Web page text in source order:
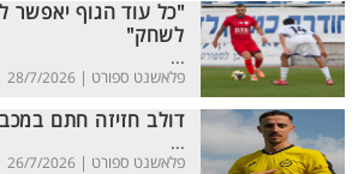
"כל עוד הגוף יאפשר
לשחק"
...
פלאשנט ספורט | 28/7/2026
דולב חזיזה חתם
...
פלאשנט ספורט | 26/7/2026